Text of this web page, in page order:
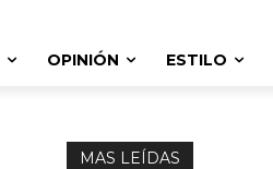
OPINIÓN ESTILO
MAS LEÍDAS